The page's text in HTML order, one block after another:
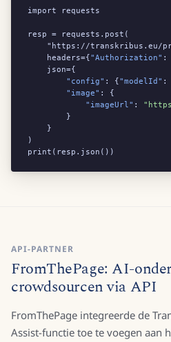
import requests
resp = requests.post(
"https://transkribus.eu/
    headers={
"Authorization" :
    json={
"config" : {"modelId" :
"image" : {
"imageUrl" :
        }
    }
)
print(resp.json())
API-PARTNER
FromThePage: AI-
crowdsourcen via API
FromThePage integreerde de
Assist-functie toe te voegen aan